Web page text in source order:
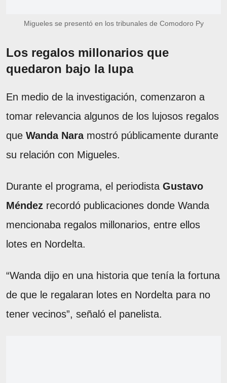
Migueles se presentó en los tribunales de Comodoro Py
Los regalos millonarios que
quedaron bajo la lupa
En medio de la investigación, comenzaron a
tomar relevancia algunos de los lujosos regalos
que Wanda Naramostró públicamente durante
su relación con Migueles.
Durante el programa, el periodista Gustavo
Méndez recordó publicaciones donde Wanda
mencionaba regalos millonarios, entre ellos
lotes en Nordelta.
“Wanda dijo en una historia que tenía la fortuna
de que le regalaran lotes en Nordelta para no
tener vecinos”, señaló el panelista.